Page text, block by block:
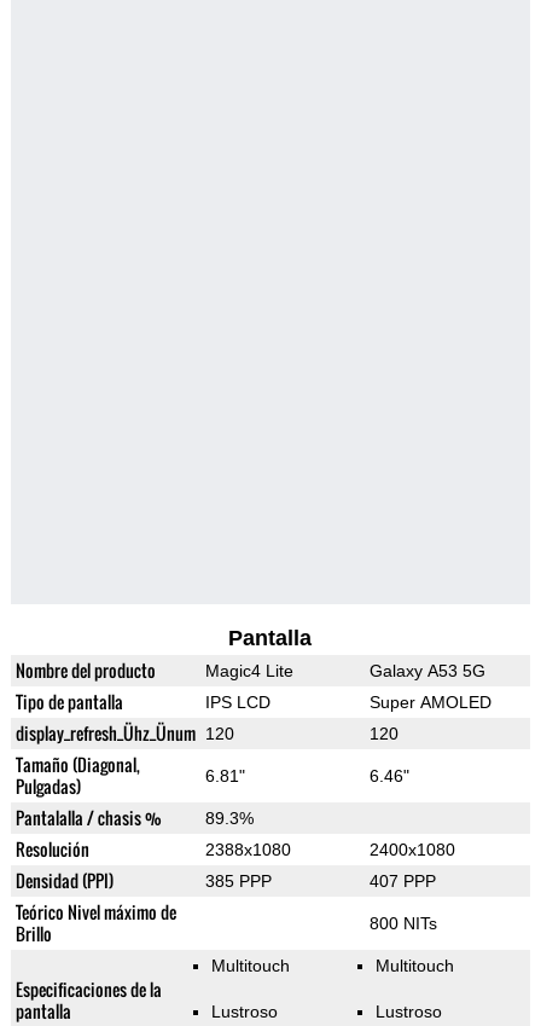
Pantalla
Nombre del producto Magic4 Lite Galaxy A53 5G
Tipo de pantalla IPS LCD Super AMOLED
display_refresh_Ühz_Ünum 120 120
Tamaño (Diagonal,
Pulgadas)
6.81" 6.46"
Pantalalla / chasis % 89.3%
Resolución 2388x1080 2400x1080
Densidad (PPI) 385 PPP 407 PPP
Teórico Nivel máximo de
Brillo
800 NITs
Especificaciones de la
pantalla
Multitouch
Lustroso
Multitouch
Lustroso